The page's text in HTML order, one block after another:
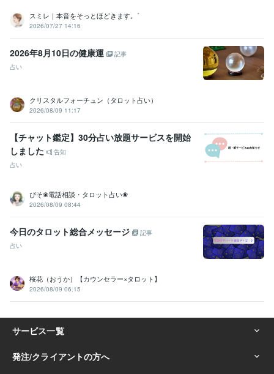
占い 鑑定
悩み相談・カウンセリング
スミレ｜本音をそっとほどきます₊゜
2026/07/27 14:16
2026年8月10日の健康運
記事
占い
クリスタルフォーチュン（タロット占い）
2026/08/09 11:17
【チャット鑑定】30分占い放題サービスを開始
しました
告知
占い
ぴそ❀電話相談・タロット占い❀
2026/08/09 08:44
今日のタロット総合メッセージ
記事
占い
桜花（おうか）【カウンセラー×タロット】
2026/08/09 06:15